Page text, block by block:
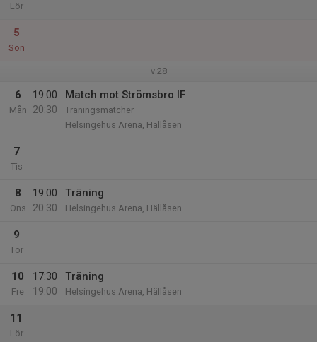
Lör
5
Sön
v.28
6
Mån
19:00
20:30
Match mot Strömsbro IF
Träningsmatcher
Helsingehus Arena, Hällåsen
7
Tis
8
Ons
19:00
20:30
Träning
Helsingehus Arena, Hällåsen
9
Tor
10
Fre
17:30
19:00
Träning
Helsingehus Arena, Hällåsen
11
Lör